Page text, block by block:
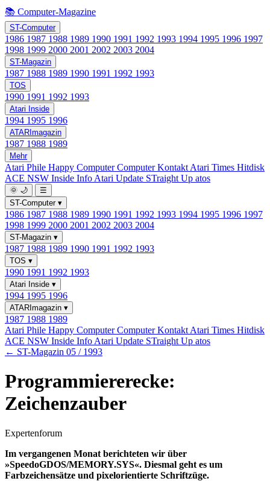
📚 Computer-Magazine
ST-Computer
1986 1987 1988 1989 1990 1991 1992 1993 1994 1995 1996 1997
1998 1999 2000 2001 2002 2003 2004
ST-Magazin
1987 1988 1989 1990 1991 1992 1993
TOS
1990 1991 1992 1993
Atari Inside
1994 1995 1996
ATARImagazin
1987 1988 1989
Mehr
Atari Phile Happy ComputerComputer Kontakt Atari Times Hitdisk
ACE NSW Inside Info Atari Update STraight Up atos
🌞 🌙
☰
ST-Computer ▾
1986 1987 1988 1989 1990 1991 1992 1993 1994 1995 1996 1997
1998 1999 2000 2001 2002 2003 2004
ST-Magazin ▾
1987 1988 1989 1990 1991 1992 1993
TOS ▾
1990 1991 1992 1993
Atari Inside ▾
1994 1995 1996
ATARImagazin ▾
1987 1988 1989
Atari Phile Happy ComputerComputer Kontakt Atari Times Hitdisk
ACE NSW Inside Info Atari Update STraight Up atos
← ST-Magazin 05 / 1993
Programmiererecke:
Zeichenzauber
Expertenforum
Im vergangenen Monat berichteten wir über
»SpeedoGDOS/MEMORY.SYS«. Diesmal geht es um
Farbzeichensätze und pixelorientierte Schriftzüge.